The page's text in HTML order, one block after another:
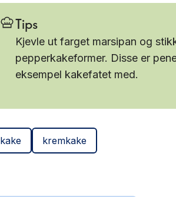
Tips
Kjevle ut farget marsipan og
pepperkakeformer. Disse er
eksempel kakefatet med.
kake kremkake